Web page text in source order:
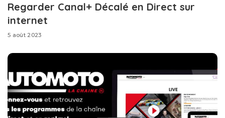
Regarder Canal+ Décalé en Direct sur
internet
5 août 2023